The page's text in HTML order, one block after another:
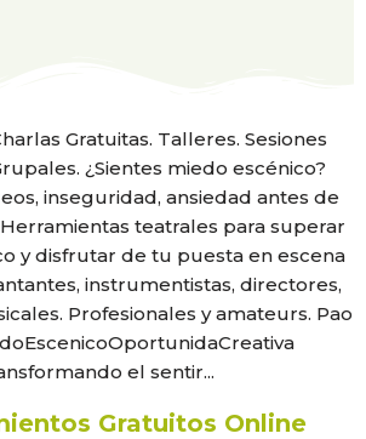
Gratuitos Online